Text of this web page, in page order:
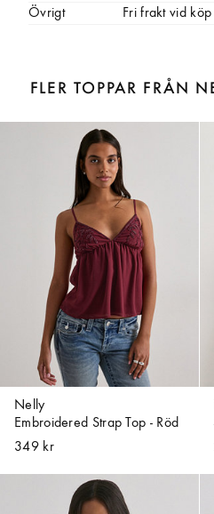
Övrigt
Fri frakt vid
FLER TOPPAR FRÅN
Nelly
Embroidered Strap Top - Röd
349 kr